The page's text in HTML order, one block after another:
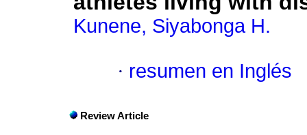
Kunene, Siyabonga H.
· resumen en Inglés
Review Article